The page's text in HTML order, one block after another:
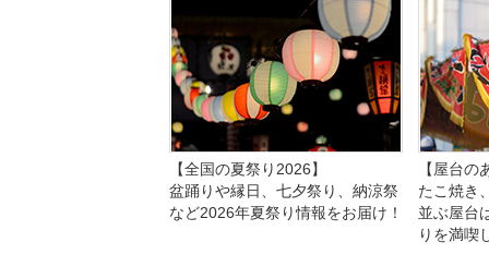
【全国の夏祭り2026】
盆踊りや縁日、七夕祭り、納涼祭
など2026年夏祭り情報をお届け！
【屋台
たこ焼き
並ぶ屋台
りを満喫